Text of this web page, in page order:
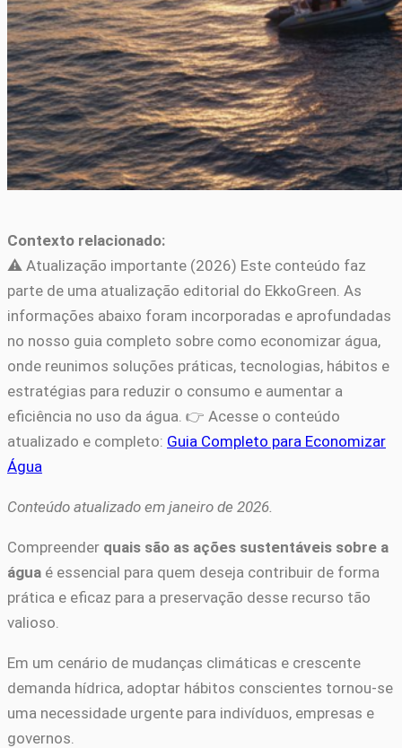
Contexto relacionado:
⚠️ Atualização importante (2026) Este conteúdo faz
parte de uma atualização editorial do EkkoGreen. As
informações abaixo foram incorporadas e aprofundadas
no nosso guia completo sobre como economizar água,
onde reunimos soluções práticas, tecnologias, hábitos e
estratégias para reduzir o consumo e aumentar a
eficiência no uso da água. 👉 Acesse o conteúdo
atualizado e completo: Guia Completo para Economizar
Água
Conteúdo atualizado em janeiro de 2026.
Compreender quais são as ações sustentáveis sobre a
água é essencial para quem deseja contribuir de forma
prática e eficaz para a preservação desse recurso tão
valioso.
Em um cenário de mudanças climáticas e crescente
demanda hídrica, adoptar hábitos conscientes tornou-se
uma necessidade urgente para indivíduos, empresas e
governos.